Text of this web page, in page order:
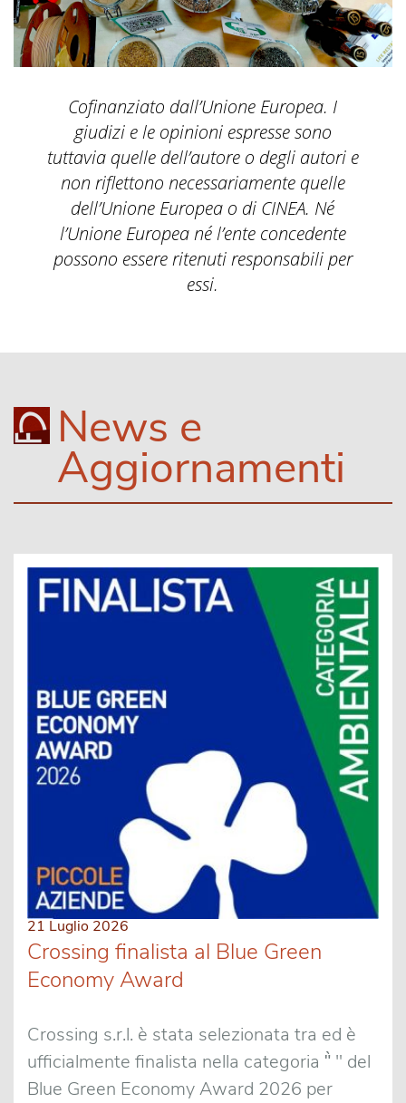
Cofinanziato dall’Unione Europea. I
giudizi e le opinioni espresse sono
tuttavia quelle dell’autore o degli autori e
non riflettono necessariamente quelle
dell’Unione Europea o di CINEA. Né
l’Unione Europea né l’ente concedente
possono essere ritenuti responsabili per
essi.
News e
Aggiornamenti
21 Luglio 2026
Crossing finalista al Blue Green
Economy Award
Crossing s.r.l. è stata selezionata tra ed è
ufficialmente finalista nella categoria "̀ " del
Blue Green Economy Award 2026 per